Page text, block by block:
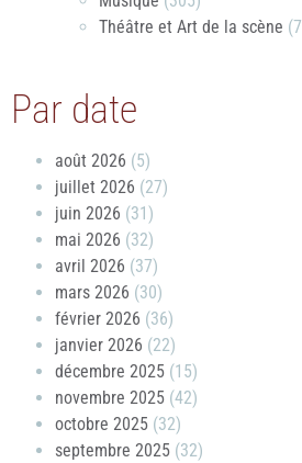
Théâtre et Art de la scène
Par date
août 2026 (5)
juillet 2026 (27)
juin 2026 (31)
mai 2026 (32)
avril 2026 (37)
mars 2026 (30)
février 2026 (36)
janvier 2026 (22)
décembre 2025 (15)
novembre 2025 (42)
octobre 2025 (32)
septembre 2025 (32)